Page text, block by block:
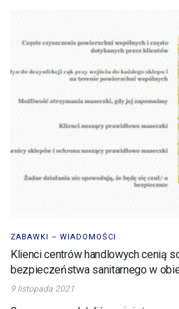
ZABAWKI – WIADOMOŚCI
Klienci centrów handlowych cenią
bezpieczeństwa sanitarnego w
9 listopada 2021